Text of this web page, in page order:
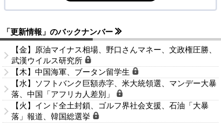
「更新情報」のバックナンバー
【金】原油マイナス相場、野口さんマネー、文政権圧勝、
武漢ウイルス研究所
【木】中国海軍、ブータン留学生
【水】ソフトバンク巨額赤字、米大統領選、マンデー大暴
落、中国「アフリカ人差別」
【火】インド全土封鎖、ゴルフ界社会支援、石油「大暴
落」報道、韓国総選挙